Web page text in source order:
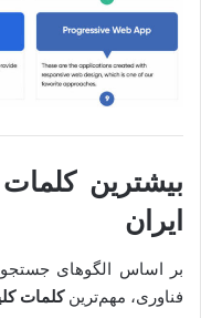
بیشترین
ایران
بر اساس الگوهای
فناوری، مهم‌ترینکلمات